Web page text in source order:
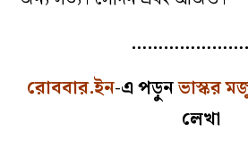
রোববার.ইন-এ পড়ুনভাস্কর
লেখা